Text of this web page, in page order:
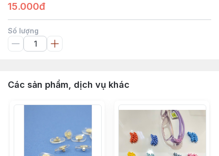
15.000đ
Số lượng
Các sản phẩm, dịch vụ khác